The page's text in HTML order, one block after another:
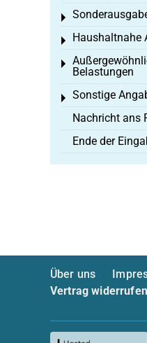
Toggle menu
Haushaltnahe
Toggle menu
Belastungen
Toggle menu
Sonstige
Toggle menu
Nachricht ans
Ende der
Über uns
Vertrag widerrufen